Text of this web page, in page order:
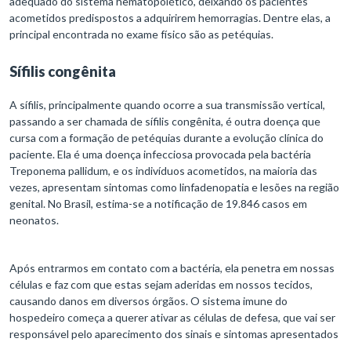
acometidos predispostos a adquirirem hemorragias. Dentre elas, a
principal encontrada no exame físico são as petéquias.
Sífilis congênita
A sífilis, principalmente quando ocorre a sua transmissão vertical,
passando a ser chamada de sífilis congênita, é outra doença que
cursa com a formação de petéquias durante a evolução clínica do
paciente. Ela é uma doença infecciosa provocada pela bactéria
Treponema pallidum, e os indivíduos acometidos, na maioria das
vezes, apresentam sintomas como linfadenopatia e lesões na região
genital. No Brasil, estima-se a notificação de 19.846 casos em
neonatos.
Após entrarmos em contato com a bactéria, ela penetra em nossas
células e faz com que estas sejam aderidas em nossos tecidos,
causando danos em diversos órgãos. O sistema imune do
hospedeiro começa a querer ativar as células de defesa, que vai ser
responsável pelo aparecimento dos sinais e sintomas apresentados